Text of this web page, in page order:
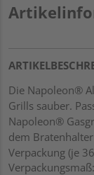
Die Napoleon®
Grills sauber.
Napoleon®
dem
Verpackung (je